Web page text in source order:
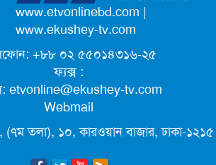
পদোন্নতি পেয়ে সচিব হলেন ২ কর্মকর্তা
লিগ্যাল এইডের মাধ্যমে সন্তান ফিরে পেল
সেই কিশোরী মা জুঁই
জেট ফুয়েলের দাম কমলো লিটারে ১৯ টাকা
www.etvonlinebd.com |
www.ekushey-tv.com
+৮৮ ০২ ৫৫০১৪৩১৬-২৫
ফ্যক্স :
etvonline@ekushey-tv.com
Webmail
(৭ম তলা), ১০, কারওয়ান বাজার, ঢাকা-১২১৫